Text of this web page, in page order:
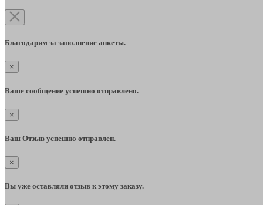
Благодарим за заполнение анкеты.
×
Ваше сообщение успешно отправлено.
×
Ваш Отзыв успешно отправлен.
×
Вы уже оставляли отзыв к этому заказу.